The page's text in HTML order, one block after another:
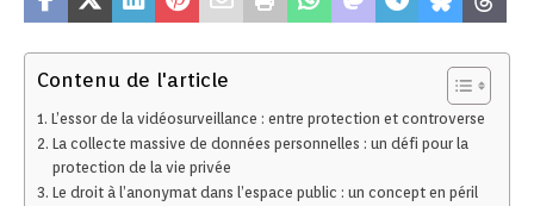
Contenu de l'article
L’essor de la vidéosurveillance : entre protection et controverse
La collecte massive de données personnelles : un défi pour la
protection de la vie privée
Le droit à l’anonymat dans l’espace public : un concept en péril